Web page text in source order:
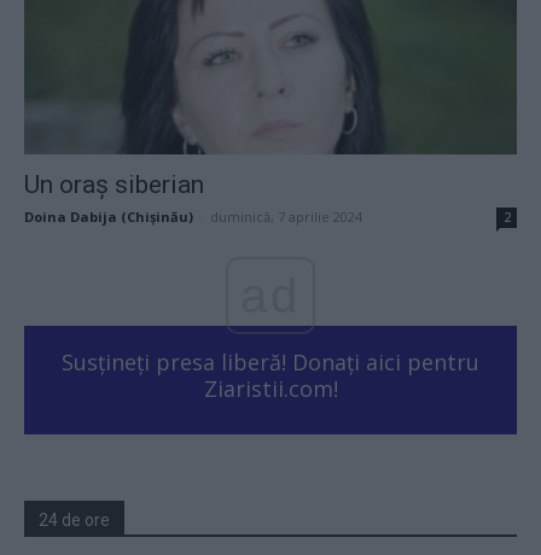
Un oraș siberian
Doina Dabija (Chișinău) duminică, 7 aprilie 2024 2
Susțineți presa liberă! Donați aici pentru
Ziaristii.com!
24 de ore